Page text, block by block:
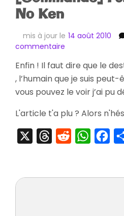
No Ken
mis à jour le 14 août 2010
commentaire
Full
Kit
Hokuto
Ken
Enfin ! Il faut dire que le
, l’humain que je suis
vous pouvez le voir j’ai pu
L'article t'a plu ? Alors
ThreadsReddit